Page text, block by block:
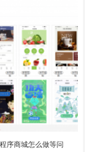
序商城怎么做等问